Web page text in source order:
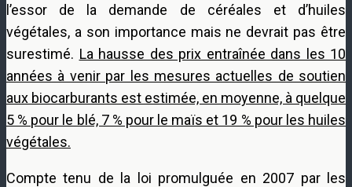
l’essor de la demande de céréales et d’huiles
végétales, a son importance mais ne devrait pas être
surestimé. La hausse des prix entraînée dans les 10
années à venir par les mesures actuelles de soutien
aux biocarburants est estimée, en moyenne, à quelque
5 % pour le blé, 7 % pour le maïs et 19 % pour les huiles
végétales.
Compte tenu de la loi promulguée en 2007 par les